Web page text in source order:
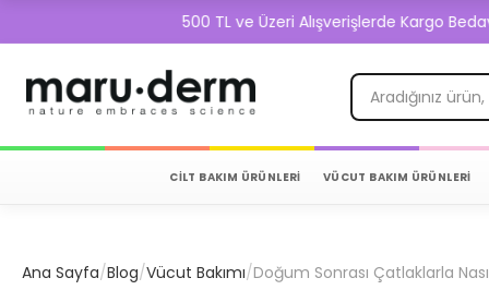
500 TL ve Üzeri Alışverişlerde Kargo Bedava!
CİLT BAKIM ÜRÜNLERİ VÜCUT BAKIM ÜRÜNLERİ
Ana Sayfa/Blog/Vücut Bakımı/Doğum Sonrası Çatlaklarla Nasıl